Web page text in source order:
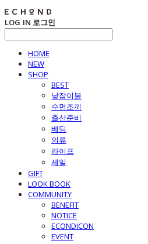
LOG IN 로그인
HOME
NEW
SHOP
BEST
낮잠이불
수면조끼
출산준비
베딩
의류
라이프
세일
GIFT
LOOK BOOK
COMMUNITY
BENEFIT
NOTICE
ECONDICON
EVENT